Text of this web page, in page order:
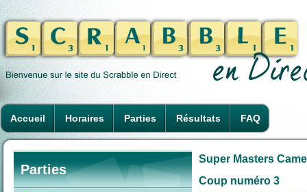
Accueil Horaires Parties Résultats FAQ
Parties
Super Masters
Coup numéro 3